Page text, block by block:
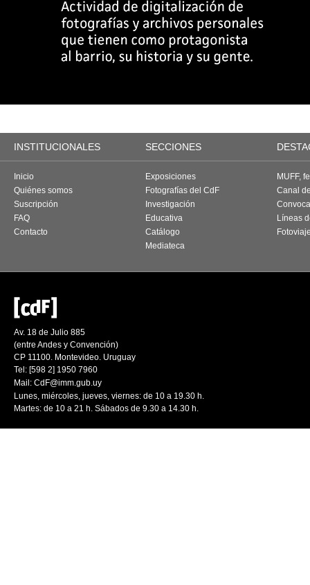
INSTITUCIONALES SECCIONES
Inicio
Quiénes somos
Suscripción
FAQ
Contacto
Exposiciones
Fotografías del CdF
Investigación
Educativa
Catálogo
Mediateca
MUFF,
Canal
Líneas
Av. 18 de Julio 885
(entre Andes y Convención)
CP 11100. Montevideo. Uruguay
Tel: [598 2] 1950 7960
Mail: CdF@imm.gub.uy
Lunes, miércoles, jueves, viernes: de 10 a 19.30 h.
Martes: de 10 a 21 h. Sábados de 9.30 a 14.30 h.